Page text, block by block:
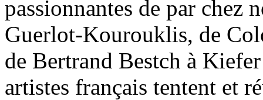
passionnantes de par chez
Guerlot-Kourouklis, de
de Bertrand Bestch à
artistes français tentent et